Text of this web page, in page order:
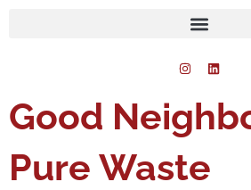
I
n
a
g
r
m
L
i
k
e
Good
Pure Waste